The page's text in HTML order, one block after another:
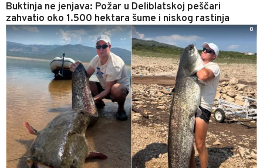
Buktinja ne jenjava: Požar u Deliblatskoj peščari
zahvatio oko 1.500 hektara šume i niskog rastinja
0